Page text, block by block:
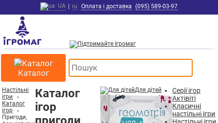
UA | ru Оплата і доставка (095) 589-03-97
Каталог
Настільні
ігри
Каталог
ігор
Пригоди,
Каталог
ігор
Для дітей
Серії ігор
Актівіті
Класичні
настільні ігри